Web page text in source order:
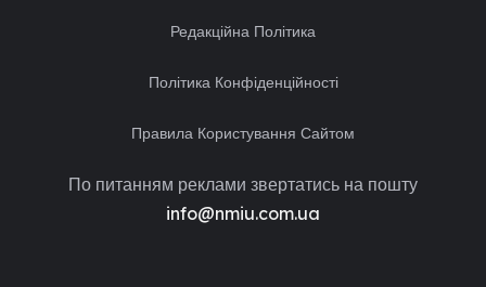
Редакційна Політика
Політика Конфіденційності
Правила Користування Сайтом
По питанням реклами звертатись на пошту
info@nmiu.com.ua